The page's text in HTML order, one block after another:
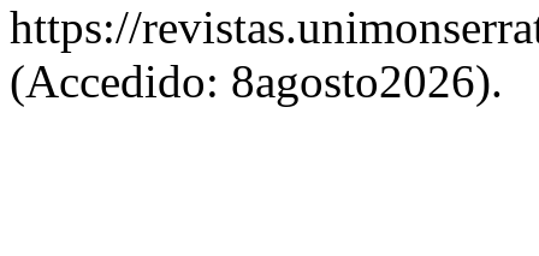
https://
(Accedido: 8agosto2026).